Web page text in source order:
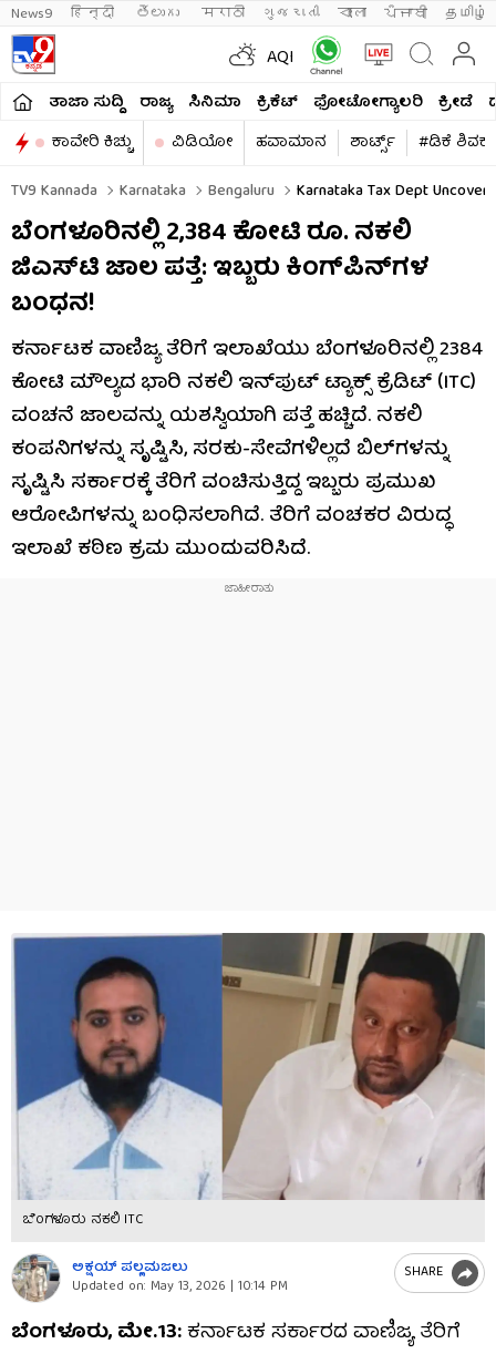
News9 हिन्दी తెలుగు मराठी ગુજરાતી বাংলা ਪੰਜਾਬੀ தமிழ்
AQI
ತಾಜಾ ಸುದ್ದಿ ರಾಜ್ಯ ಸಿನಿಮಾ ಕ್ರಿಕೆಟ್​ ಫೋಟೋಗ್ಯಾಲರಿ ಕ್ರೀಡೆ
ಕಾವೇರಿ ಕಿಚ್ಚು
ವಿಡಿಯೋ ಹವಾಮಾನ ಶಾರ್ಟ್ಸ್​
#ಡಿಕೆ
TV9 Kannada
Karnataka Bengaluru Karnataka Tax Dept
ಬೆಂಗಳೂರಿನಲ್ಲಿ 2,384 ಕೋಟಿ ರೂ. ನಕಲಿ
ಜಿಎಸ್‌ಟಿ ಜಾಲ ಪತ್ತೆ: ಇಬ್ಬರು ಕಿಂಗ್‌ಪಿನ್‌ಗಳ
ಬಂಧನ!
ಕರ್ನಾಟಕ ವಾಣಿಜ್ಯ ತೆರಿಗೆ ಇಲಾಖೆಯು ಬೆಂಗಳೂರಿನಲ್ಲಿ ₹2384
ಕೋಟಿ ಮೌಲ್ಯದ ಭಾರಿ ನಕಲಿ ಇನ್‌ಪುಟ್ ಟ್ಯಾಕ್ಸ್ ಕ್ರೆಡಿಟ್ (ITC)
ವಂಚನೆ ಜಾಲವನ್ನು ಯಶಸ್ವಿಯಾಗಿ ಪತ್ತೆ ಹಚ್ಚಿದೆ. ನಕಲಿ
ಕಂಪನಿಗಳನ್ನು ಸೃಷ್ಟಿಸಿ, ಸರಕು-ಸೇವೆಗಳಿಲ್ಲದೆ ಬಿಲ್‌ಗಳನ್ನು
ಸೃಷ್ಟಿಸಿ ಸರ್ಕಾರಕ್ಕೆ ತೆರಿಗೆ ವಂಚಿಸುತ್ತಿದ್ದ ಇಬ್ಬರು ಪ್ರಮುಖ
ಆರೋಪಿಗಳನ್ನು ಬಂಧಿಸಲಾಗಿದೆ. ತೆರಿಗೆ ವಂಚಕರ ವಿರುದ್ಧ
ಇಲಾಖೆ ಕಠಿಣ ಕ್ರಮ ಮುಂದುವರಿಸಿದೆ.
ಬೆಂಗಳೂರು ನಕಲಿ ITC
ಅಕ್ಷಯ್​ ಪಲ್ಲಮಜಲು​​
Updated on: May 13, 2026 | 10:14 PM
SHARE
ಬೆಂಗಳೂರು, ಮೇ.13:ಕರ್ನಾಟಕ ಸರ್ಕಾರದ ವಾಣಿಜ್ಯ ತೆರಿಗೆ